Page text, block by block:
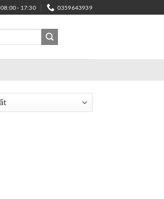
08:00 - 17:30 0359643939